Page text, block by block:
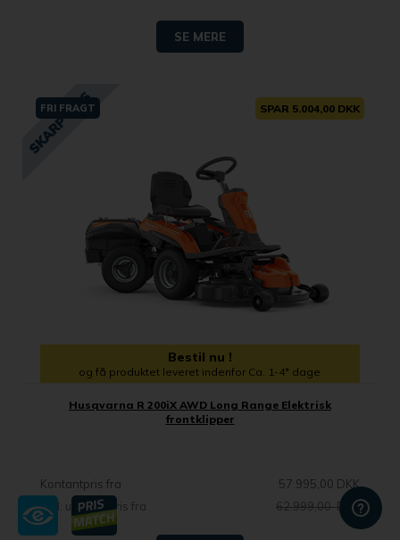
SE MERE
FRI FRAGT SPAR 5.004,00 DKK
Bestil nu !
og få produktet leveret indenfor Ca. 1-4* dage
Husqvarna R 200iX AWD Long Range Elektrisk
frontklipper
Kontantpris fra
57.995,00 DKK
Vejl. udsalgspris fra
62.999,00 DKK